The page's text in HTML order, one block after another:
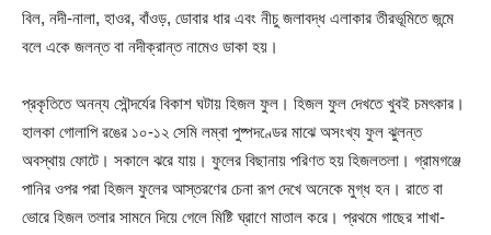
বিল, নদী-নালা, হাওর, বাঁওড়, ডোবার ধার এবং নীচু জলাবদ্ধ এলাকার তীরভূমিতে জন্মে
বলে একে জলন্ত বা নদীক্রান্ত নামেও ডাকা হয়।
প্রকৃতিতে অনন্য সৌন্দর্যের বিকাশ ঘটায় হিজল ফুল। হিজল ফুল দেখতে খুবই চমৎকার।
হালকা গোলাপি রঙের ১০-১২ সেমি লম্বা পুষ্পদণ্ডের মাঝে অসংখ্য ফুল ঝুলন্ত
অবস্থায় ফোটে। সকালে ঝরে যায়। ফুলের বিছানায় পরিণত হয় হিজলতলা। গ্রামগঞ্জে
পানির ওপর পরা হিজল ফুলের আস্তরণের চেনা রূপ দেখে অনেকে মুগ্ধ হন। রাতে বা
ভোরে হিজল তলার সামনে দিয়ে গেলে মিষ্টি ঘ্রাণে মাতাল করে। প্রথমে গাছের শাখা-